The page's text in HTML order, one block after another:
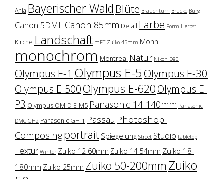
Anja Bayerischer Wald Blüte Brauchtum Brücke Burg
Canon 5DMII Canon 85mm Detail Farbe Form Herbst
Kirche Landschaft mFT Zuiko 45mm Mohn
monochrom Montreal Natur Nikon D80
Olympus E-1 Olympus E-5 Olympus E-30
Olympus E-500Olympus E-620Olympus E-
P3 Olympus OM-D E-M5 Panasonic 14-140mm Panasonic
DMC GH2 Panasonic GH-1 Passau Photoshop-
Composingportrait Spiegelung Street Studio tabletop
Textur Winter Zuiko 12-60mm Zuiko 14-54mm Zuiko 18-
180mm Zuiko 25mm Zuiko 50-200mm Zuiko